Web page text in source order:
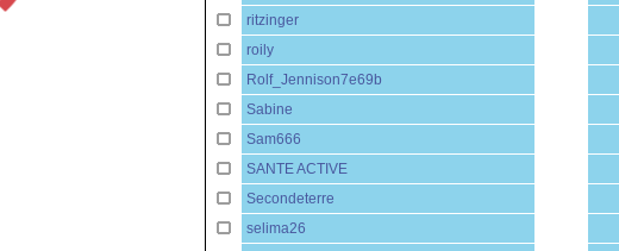
ritzinger
roily
Rolf_Jennison7e69b
Sabine
Sam666
SANTE ACTIVE
Secondeterre
selima26